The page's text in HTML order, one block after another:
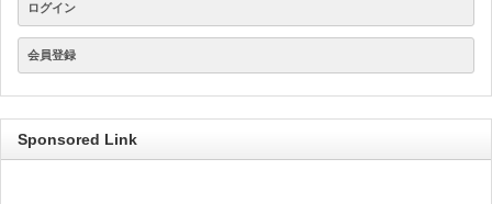
ログイン
会員登録
Sponsored Link